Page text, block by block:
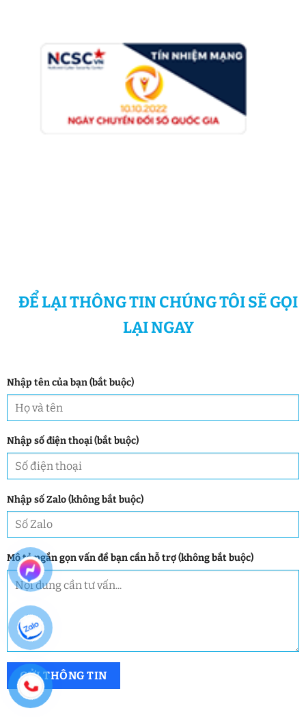
ĐỂ LẠI THÔNG TIN CHÚNG TÔI SẼ GỌI
LẠI NGAY
Nhập tên của bạn (bắt buộc)
Nhập số điện thoại (bắt buộc)
Nhập số Zalo (không bắt buộc)
Mô tả ngắn gọn vấn đề bạn cần hỗ trợ (không bắt buộc)